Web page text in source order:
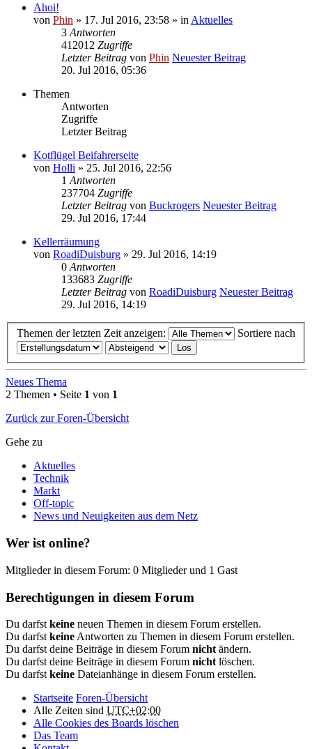
Ahoi!
von Phin » 17. Jul 2016, 23:58 » in Aktuelles
3 Antworten
412012 Zugriffe
Letzter Beitrag von Phin Neuester Beitrag
20. Jul 2016, 05:36
Themen
Antworten
Zugriffe
Letzter Beitrag
Kotflügel Beifahrerseite
von Holli » 25. Jul 2016, 22:56
1 Antworten
237704 Zugriffe
Letzter Beitrag von Buckrogers Neuester Beitrag
29. Jul 2016, 17:44
Kellerräumung
von RoadiDuisburg » 29. Jul 2016, 14:19
0 Antworten
133683 Zugriffe
Letzter Beitrag von RoadiDuisburg Neuester Beitrag
29. Jul 2016, 14:19
Themen der letzten Zeit anzeigen: Sortiere nach
Neues Thema
2 Themen • Seite 1 von 1
Zurück zur Foren-Übersicht
Gehe zu
Aktuelles
Technik
Markt
Off-topic
News und Neuigkeiten aus dem Netz
Wer ist online?
Mitglieder in diesem Forum: 0 Mitglieder und 1 Gast
Berechtigungen in diesem Forum
Du darfst keine neuen Themen in diesem Forum erstellen.
Du darfst keine Antworten zu Themen in diesem Forum erstellen.
Du darfst deine Beiträge in diesem Forum nicht ändern.
Du darfst deine Beiträge in diesem Forum nicht löschen.
Du darfst keine Dateianhänge in diesem Forum erstellen.
Startseite Foren-Übersicht
Alle Zeiten sind UTC+02:00
Alle Cookies des Boards löschen
Das Team